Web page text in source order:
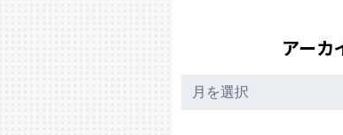
アーカ
ー